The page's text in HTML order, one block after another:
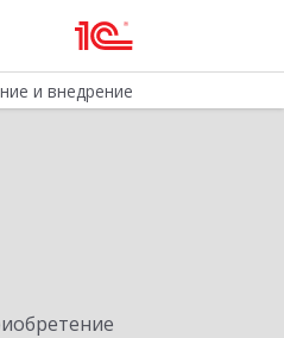
и внедрение